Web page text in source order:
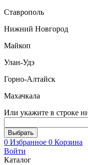
Ставрополь
Нижний Новгород
Майкоп
Улан-Удэ
Горно-Алтайск
Махачкала
Или укажите в строке
0 Избранное 0 Корзина
Войти
Каталог